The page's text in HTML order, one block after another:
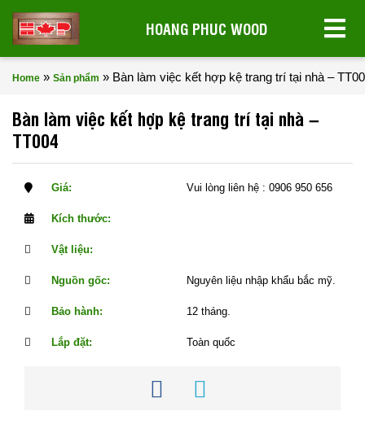
HOANG PHUC WOOD
Home » Sản phẩm » Bàn làm việc kết hợp kệ trang trí tại nhà –
Bàn làm việc kết hợp kệ trang trí tại nhà –
TT004
Giá: Vui lòng liên hệ : 0906 950 656
Kích thước:
Vật liệu:
Nguồn gốc: Nguyên liệu nhập khẩu bắc mỹ.
Bảo hành: 12 tháng.
Lắp đặt: Toàn quốc